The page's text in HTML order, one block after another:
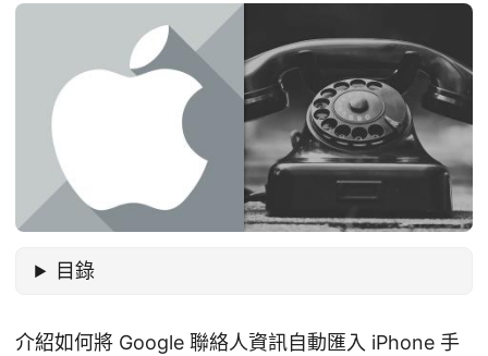
目錄
介紹如何將 Google 聯絡人資訊自動匯入 iPhone 手